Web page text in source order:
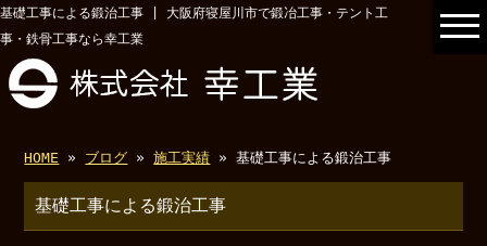
基礎工事による鍛治工事 | 大阪府寝屋川市で鍛冶工事・テント工
事・鉄骨工事なら幸工業
HOME » ブログ »施工実績 » 基礎工事による鍛治工事
基礎工事による鍛治工事